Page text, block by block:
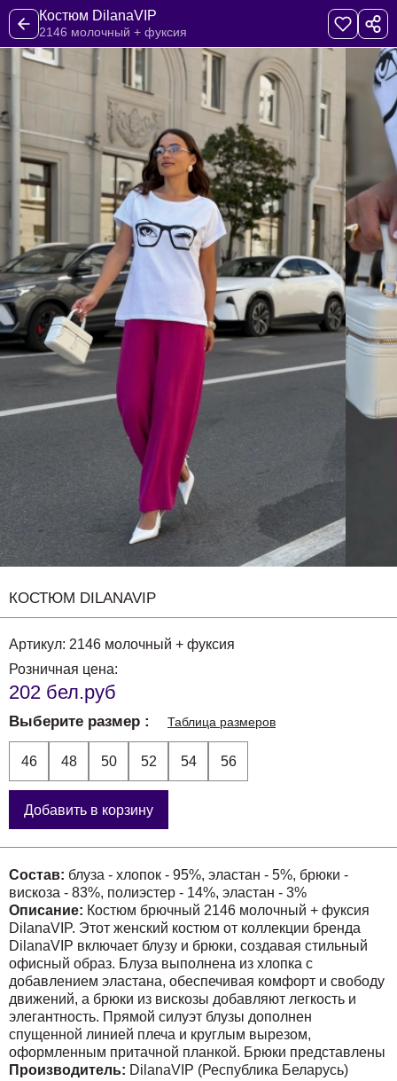
Костюм DilanaVIP
2146 молочный + фуксия
КОСТЮМ DILANAVIP
Артикул: 2146 молочный + фуксия
Розничная цена:
202 бел.руб
Выберите размер Таблица размеров
46 48 50 52 54 56
Добавить в корзину
Состав: блуза - хлопок - 95%, эластан - 5%, брюки -
вискоза - 83%, полиэстер - 14%, эластан - 3%
Описание: Костюм брючный 2146 молочный + фуксия
DilanaVIP. Этот женский костюм от коллекции бренда
DilanaVIP включает блузу и брюки, создавая стильный
офисный образ. Блуза выполнена из хлопка с
добавлением эластана, обеспечивая комфорт и свободу
движений, а брюки из вискозы добавляют легкость и
элегантность. Прямой силуэт блузы дополнен
спущенной линией плеча и круглым вырезом,
оформленным притачной планкой. Брюки представлены
широким фасоном с боковыми карманами и удобным
Производитель: DilanaVIP (Республика Беларусь)